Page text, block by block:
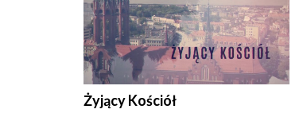
Żyjący Kościół